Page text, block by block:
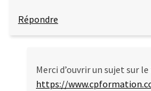
Répondre
Merci d’ouvrir un sujet sur
https://